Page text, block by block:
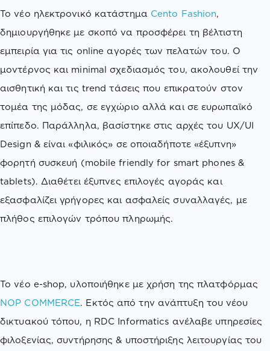
Το νέο ηλεκτρονικό κατάστημα Cento Fashion,
δημιουργήθηκε με σκοπό να προσφέρει τη βέλτιστη
εμπειρία για τις online αγορές των πελατών του. O
μοντέρνος και minimal σχεδιασμός του, ακολουθεί την
αισθητική και τις trend τάσεις που επικρατούν στον
τομέα της μόδας, σε εγχώριο αλλά και σε ευρωπαϊκό
επίπεδο. Παράλληλα, βασίστηκε στις αρχές του UX/UI
Design & είναι «φιλικός» σε οποιαδήποτε «έξυπνη»
φορητή συσκευή (mobile friendly for smart phones &
tablets). Διαθέτει έξυπνες επιλογές αγοράς και
εξασφαλίζει γρήγορες και ασφαλείς συναλλαγές, με
πλήθος επιλογών τρόπου πληρωμής.
Το νέο e-shop, υλοποιήθηκε με χρήση της πλατφόρμας
NOP COMMERCE. Εκτός από την ανάπτυξη του νέου
δικτυακού τόπου, η RDC Informatics ανέλαβε υπηρεσίες
φιλοξενίας, συντήρησης & υποστήριξης λειτουργίας του